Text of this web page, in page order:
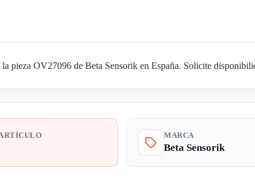
pieza OV27096 de Beta Sensorik en España. Solicite
MARCA
Beta Sensorik